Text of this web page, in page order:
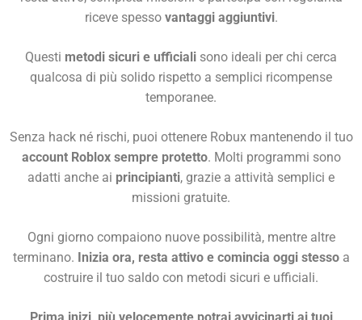
riceve spesso vantaggi aggiuntivi.
Questi metodi sicuri e ufficiali sono ideali per chi cerca
qualcosa di più solido rispetto a semplici ricompense
temporanee.
Senza hack né rischi, puoi ottenere Robux mantenendo il tuo
account Roblox sempre protetto. Molti programmi sono
adatti anche ai principianti, grazie a attività semplici e
missioni gratuite.
Ogni giorno compaiono nuove possibilità, mentre altre
terminano. Inizia ora, resta attivo e comincia oggi stessoa
costruire il tuo saldo con metodi sicuri e ufficiali.